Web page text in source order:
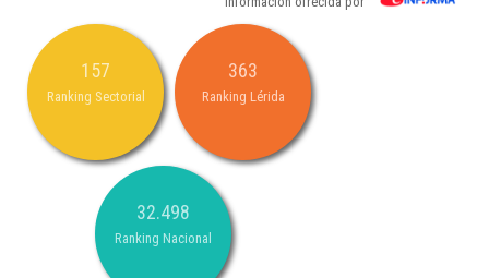
157
Ranking Sectorial
363
Ranking Lérida
32.498
Ranking Nacional